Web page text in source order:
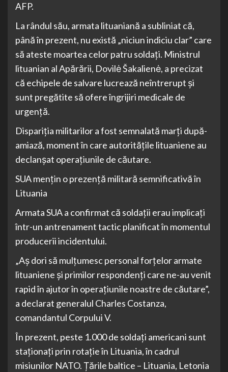
AFP.
La rândul său, armata lituaniană a subliniat că,
până în prezent, nu există „niciun indiciu clar” care
să ateste moartea celor patru soldați. Ministrul
lituanian al Apărării, Dovilė Šakalienė, a precizat
că echipele de salvare lucrează neîntrerupt și
sunt pregătite să ofere îngrijiri medicale de
urgență.
Dispariția militarilor a fost semnalată marți după-
amiază, moment în care autoritățile lituaniene au
declanșat operațiunile de căutare.
SUA mențin o prezență militară semnificativă în
Lituania
Armata SUA a confirmat că soldații erau implicați
într-un antrenament tactic planificat în momentul
producerii incidentului.
„Aș dori să mulțumesc personal forțelor armate
lituaniene și primilor respondenți care ne-au venit
rapid în ajutor în operațiunile noastre de căutare”,
a declarat generalul Charles Costanza,
comandantul Corpului V.
În prezent, peste 1.000 de soldați americani sunt
staționați prin rotație în Lituania, în cadrul
misiunilor NATO. Țările baltice – Lituania, Letonia